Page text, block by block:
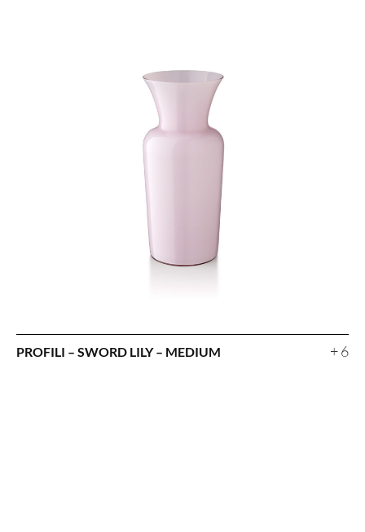
PROFILI – SWORD LILY – MEDIUM + 6